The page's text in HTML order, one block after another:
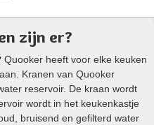
zijn er?
Quooker heeft voor elke keuken
Kranen van Quooker
reservoir. De kraan wordt
wordt in het keukenkastje
bruisend en gefilterd water